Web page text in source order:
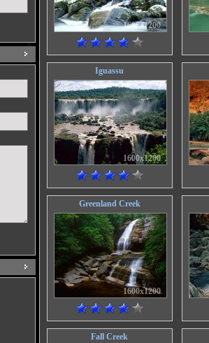
1600x1200
Iguassu
1600x1200
Greenland Creek
1600x1200
Fall Creek